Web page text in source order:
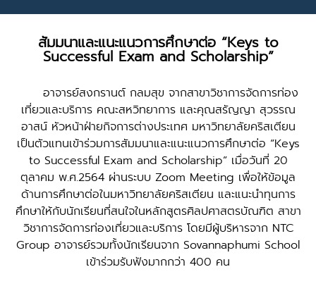
สัมมนาและแนะแนวการศึกษาต่อ “Keys to
Successful Exam and Scholarship”
อาจารย์สงกรานต์ กลมสุข จากสาขาวิชาการจัดการท่อง
เที่ยวและบริการ คณะสหวิทยาการ และคุณสรัญญา สุวรรณ
อาสน์ หัวหน้าฝ่ายกิจการต่างประเทศ มหาวิทยาลัยคริสเตียน
เป็นตัวแทนเข้าร่วมการสัมมนาและแนะแนวการศึกษาต่อ “Keys
to Successful Exam and Scholarship” เมื่อวันที่ 20
ตุลาคม พ.ศ.2564 ผ่านระบบ Zoom Meeting เพื่อให้ข้อมูล
ด้านการศึกษาต่อในมหาวิทยาลัยคริสเตียน และแนะนำทุนการ
ศึกษาให้กับนักเรียนที่สนใจในหลักสูตรศิลปศาสตรบัณฑิต สาขา
วิชาการจัดการท่องเที่ยวและบริการ โดยมีผู้บริหารจาก NTC
Group อาจารย์รวมทั้งนักเรียนจาก Sovannaphumi School
เข้าร่วมรับฟังมากกว่า 400 คน